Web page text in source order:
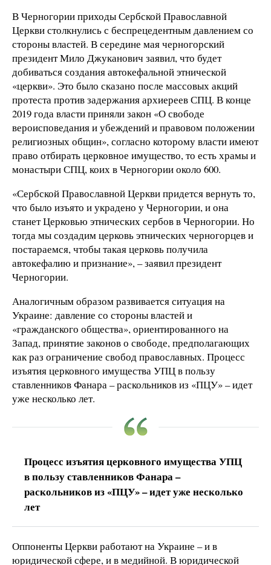
В Черногории приходы Сербской Православной
Церкви столкнулись с беспрецедентным давлением со
стороны властей. В середине мая черногорский
президент Мило Джуканович заявил, что будет
добиваться создания автокефальной этнической
«церкви». Это было сказано после массовых акций
протеста против задержания архиереев СПЦ. В конце
2019 года власти приняли закон «О свободе
вероисповедания и убеждений и правовом положении
религиозных общин», согласно которому власти имеют
право отбирать церковное имущество, то есть храмы и
монастыри СПЦ, коих в Черногории около 600.
«Сербской Православной Церкви придется вернуть то,
что было изъято и украдено у Черногории, и она
станет Церковью этнических сербов в Черногории. Но
тогда мы создадим церковь этнических черногорцев и
постараемся, чтобы такая церковь получила
автокефалию и признание», – заявил президент
Черногории.
Аналогичным образом развивается ситуация на
Украине: давление со стороны властей и
«гражданского общества», ориентированного на
Запад, принятие законов о свободе, предполагающих
как раз ограничение свобод православных. Процесс
изъятия церковного имущества УПЦ в пользу
ставленников Фанара – раскольников из «ПЦУ» – идет
уже несколько лет.
Процесс изъятия церковного имущества УПЦ
в пользу ставленников Фанара –
раскольников из «ПЦУ» – идет уже несколько
лет
Оппоненты Церкви работают на Украине – и в
юридической сфере, и в медийной. В юридической